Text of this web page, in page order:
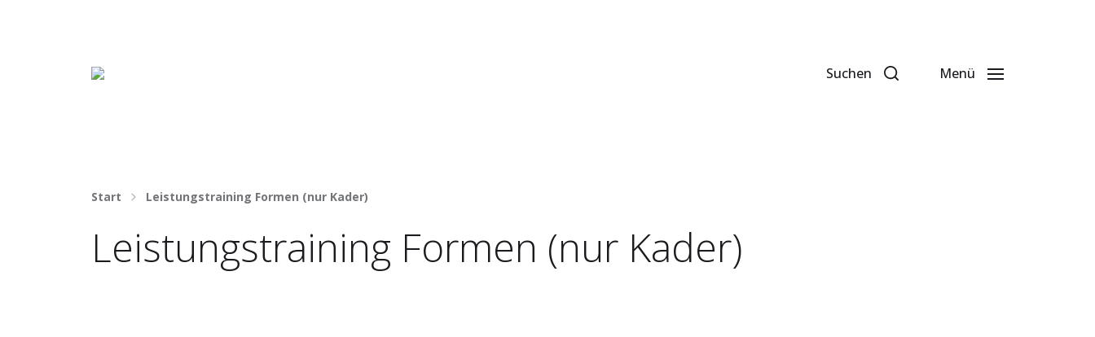
Häng nicht rum. Mach was draus! Suchen Menü
Start Leistungstraining Formen (nur Kader)
Leistungstraining Formen (nur Kader)